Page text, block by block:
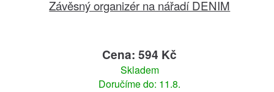
Závěsný organizér na nářadí DENIM
Cena: 594 Kč
Skladem
Doručíme do: 11.8.